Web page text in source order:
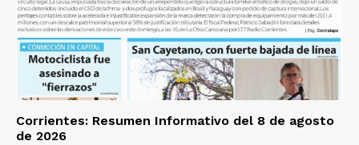
Corrientes: Resumen Informativo del 8 de agosto
de 2026